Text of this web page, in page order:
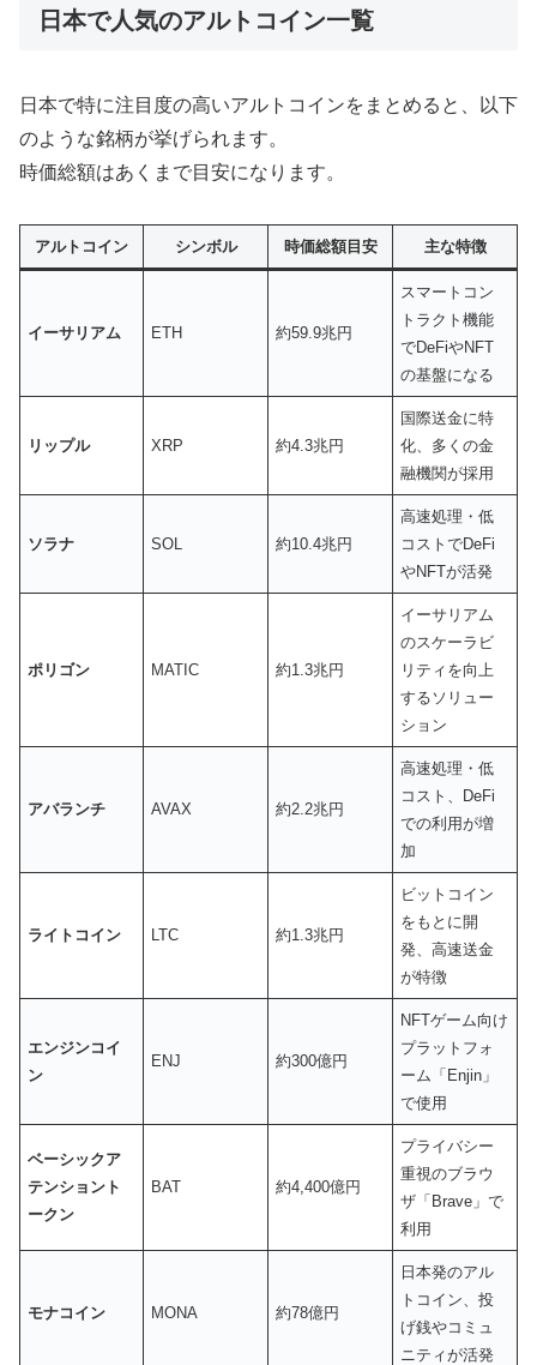
日本で人気のアルトコイン一覧
日本で特に注目度の高いアルトコインをまとめると、以下
のような銘柄が挙げられます。
時価総額はあくまで目安になります。
アルトコイン シンボル 時価総額目安 主な特徴
イーサリアム ETH 約59.9兆円
スマートコン
トラクト機能
でDeFiやNFT
の基盤になる
リップル XRP 約4.3兆円
国際送金に特
化、多くの金
融機関が採用
ソラナ SOL 約10.4兆円
高速処理・低
コストでDeFi
やNFTが活発
ポリゴン MATIC 約1.3兆円
イーサリアム
のスケーラビ
リティを向上
するソリュー
ション
アバランチ AVAX 約2.2兆円
高速処理・低
コスト、DeFi
での利用が増
加
ライトコイン LTC 約1.3兆円
ビットコイン
をもとに開
発、高速送金
が特徴
エンジンコイ
ン
ENJ 約300億円
NFTゲーム向け
プラットフォ
ーム「Enjin」
で使用
ベーシックア
テンショント
ークン
BAT 約4,400億円
プライバシー
重視のブラウ
ザ「Brave」で
利用
モナコイン MONA 約78億円
日本発のアル
トコイン、投
げ銭やコミュ
ニティが活発